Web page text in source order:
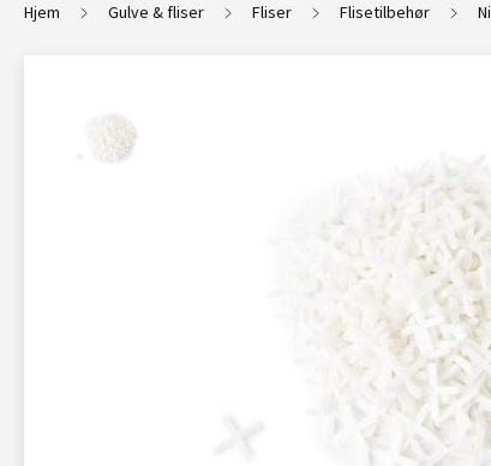
Hjem Gulve & fliser Fliser Flisetilbehør